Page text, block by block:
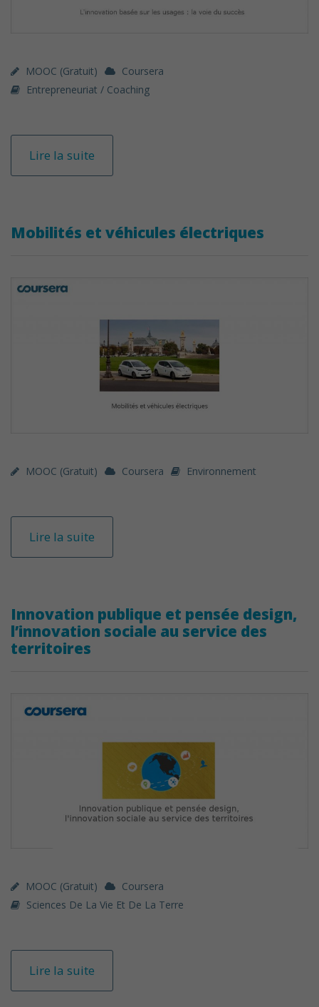
MOOC (gratuit)
Coursera
Entrepreneuriat / Coaching
Lire la suite
Mobilités et véhicules électriques
MOOC (gratuit) Coursera Environnement
Lire la suite
Innovation publique et pensée design,
l’innovation sociale au service des
territoires
MOOC (gratuit)
Coursera
Sciences De La Vie Et De La Terre
Lire la suite